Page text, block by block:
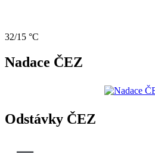
32/15 °C
Nadace ČEZ
Odstávky ČEZ